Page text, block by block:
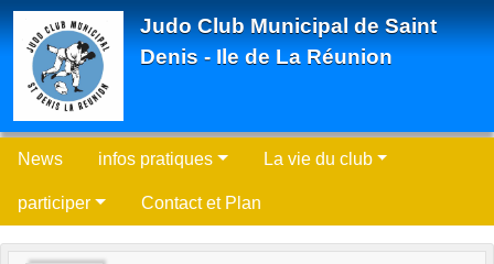
Judo Club Municipal de Saint
Denis - Ile de La Réunion
News infos pratiques La vie du club
participer Contact et Plan
Panneau de gestion des cookies